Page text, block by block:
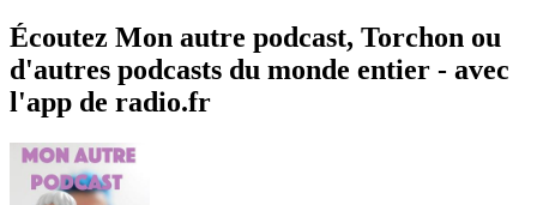
Écoutez Mon autre podcast, Torchon ou
d'autres podcasts du monde entier - avec
l'app de radio.fr